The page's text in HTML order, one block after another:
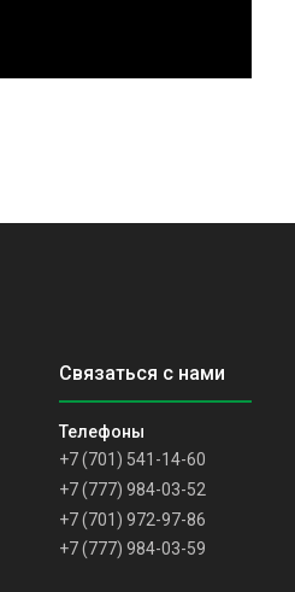
+7 (701) 541-14-60
+7 (777) 984-03-52
+7 (701) 972-97-86
+7 (777) 984-03-59